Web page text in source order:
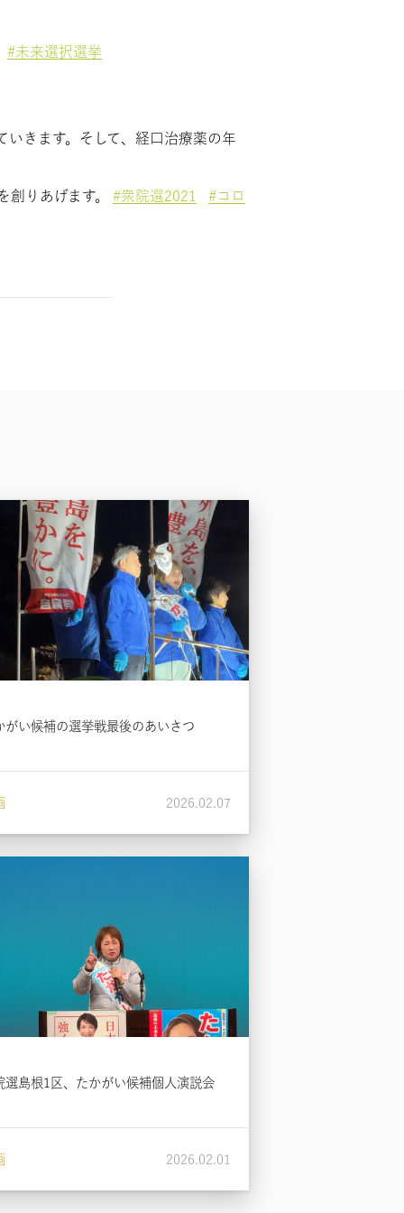
#未来選択選挙
きます。そして、経口治療薬の年
りあげます。
#衆院選2021
#コロ
がい候補の選挙戦最後のあいさつ
2026.02.07
選島根1区、たかがい候補個人演説会
2026.02.01